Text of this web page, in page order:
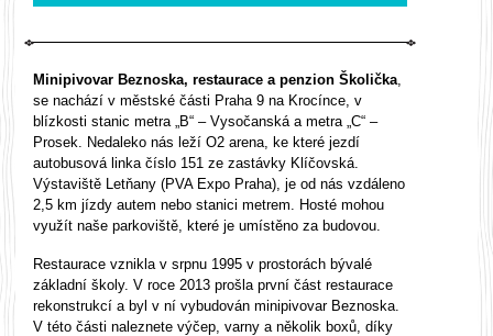
Minipivovar Beznoska, restaurace a penzion Školička
se nachází v městské části Praha 9 na Krocínce, v
blízkosti stanic metra „B“ – Vysočanská a metra „C“ –
Prosek. Nedaleko nás leží O2 arena, ke které jezdí
autobusová linka číslo 151 ze zastávky Klíčovská.
Výstaviště Letňany (PVA Expo Praha), je od nás vzdáleno
2,5 km jízdy autem nebo stanici metrem. Hosté mohou
využít naše parkoviště, které je umístěno za budovou.
Restaurace vznikla v srpnu 1995 v prostorách bývalé
základní školy. V roce 2013 prošla první část restaurace
rekonstrukcí a byl v ní vybudován minipivovar Beznoska.
V této části naleznete výčep, varny a několik boxů, díky